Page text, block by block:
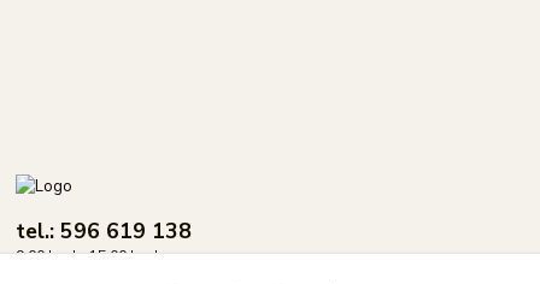
tel.: 596 619 138
9.00 hod - 15.00 hod.